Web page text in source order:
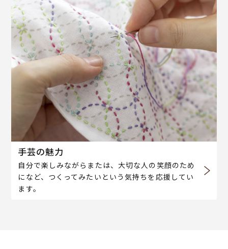
手芸の魅力
自分で楽しみながらまたは、大切な人の笑顔のため
になど、つくってみたいという気持ちを応援してい
ます。